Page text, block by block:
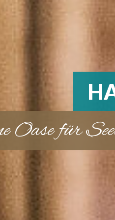
Oase für